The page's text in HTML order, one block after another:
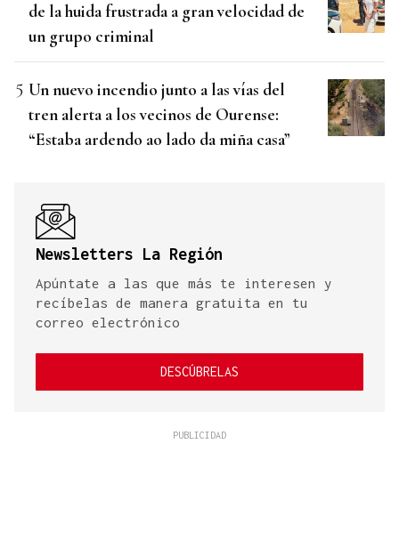
de la huida frustrada a gran velocidad de
un grupo criminal
Un nuevo incendio junto a las vías del
tren alerta a los vecinos de Ourense:
“Estaba ardendo ao lado da miña casa”
Newsletters La Región
Apúntate a las que más te interesen y
recíbelas de manera gratuita en tu
correo electrónico
DESCÚBRELAS